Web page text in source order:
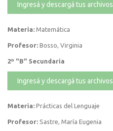
Ingresá y descargá tus archivos
Materia: Matemática
Profesor: Bosso, Virginia
2º "B" Secundaria
Ingresá y descargá tus archivos
Materia: Prácticas del Lenguaje
Profesor: Sastre, María Eugenia